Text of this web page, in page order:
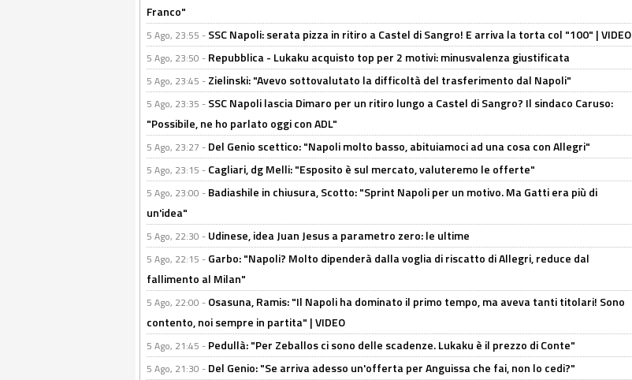
Franco"
5 Ago, 23:55 - SSC Napoli: serata pizza in ritiro a Castel di Sangro! E arriva la torta col "100" | VIDEO
5 Ago, 23:50 - Repubblica - Lukaku acquisto top per 2 motivi: minusvalenza giustificata
5 Ago, 23:45 - Zielinski: "Avevo sottovalutato la difficoltà del trasferimento dal Napoli"
5 Ago, 23:35 - SSC Napoli lascia Dimaro per un ritiro lungo a Castel di Sangro? Il sindaco Caruso:
"Possibile, ne ho parlato oggi con ADL"
5 Ago, 23:27 - Del Genio scettico: "Napoli molto basso, abituiamoci ad una cosa con Allegri"
5 Ago, 23:15 - Cagliari, dg Melli: "Esposito è sul mercato, valuteremo le offerte"
5 Ago, 23:00 - Badiashile in chiusura, Scotto: "Sprint Napoli per un motivo. Ma Gatti era più di
un'idea"
5 Ago, 22:30 - Udinese, idea Juan Jesus a parametro zero: le ultime
5 Ago, 22:15 - Garbo: "Napoli? Molto dipenderà dalla voglia di riscatto di Allegri, reduce dal
fallimento al Milan"
5 Ago, 22:00 - Osasuna, Ramis: "Il Napoli ha dominato il primo tempo, ma aveva tanti titolari! Sono
contento, noi sempre in partita" | VIDEO
5 Ago, 21:45 - Pedullà: "Per Zeballos ci sono delle scadenze. Lukaku è il prezzo di Conte"
5 Ago, 21:30 - Del Genio: "Se arriva adesso un'offerta per Anguissa che fai, non lo cedi?"